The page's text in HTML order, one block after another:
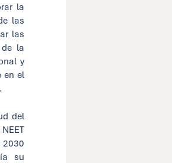
la
las
las
la
y
en el
del
2030
su